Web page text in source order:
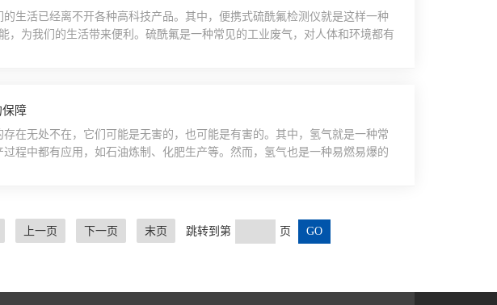
生活已经离不开各种高科技产品。其中，便携式硫酰氟检测仪就是这样一种
，为我们的生活带来便利。硫酰氟是一种常见的工业废气，对人体和环境都有
障
在无处不在，它们可能是无害的，也可能是有害的。其中，氢气就是一种常
程中都有应用，如石油炼制、化肥生产等。然而，氢气也是一种易燃易爆的
上一页 下一页 末页 跳转到第 页